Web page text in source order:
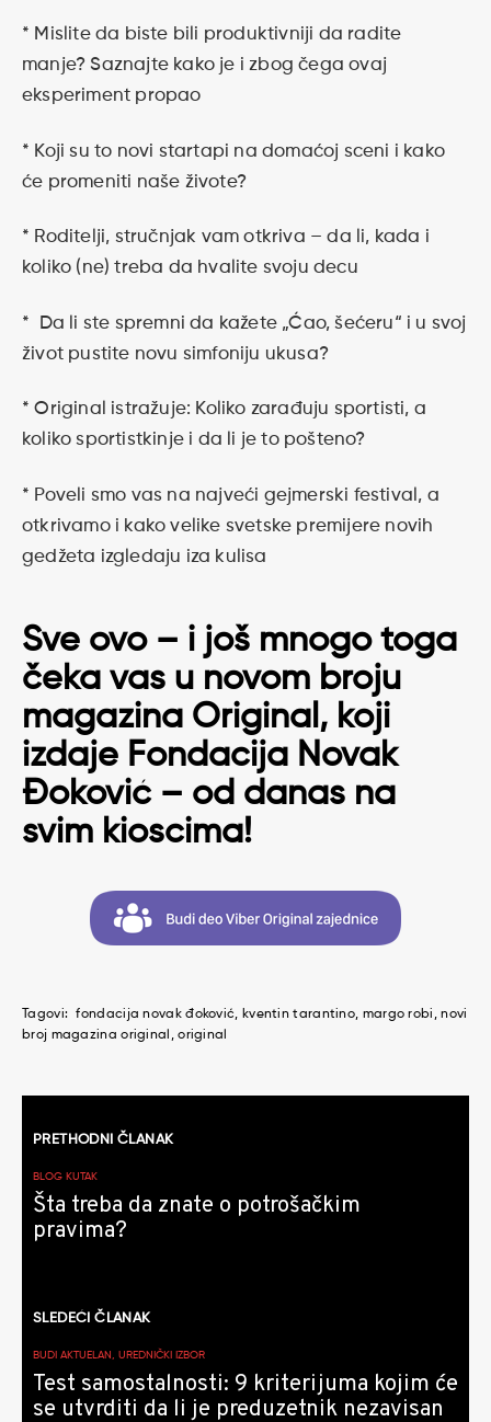
* Mislite da biste bili produktivniji da radite
manje? Saznajte kako je i zbog čega ovaj
eksperiment propao
* Koji su to novi startapi na domaćoj sceni i kako
će promeniti naše živote?
* Roditelji, stručnjak vam otkriva – da li, kada i
koliko (ne) treba da hvalite svoju decu
* Da li ste spremni da kažete „Ćao, šećeru“ i u svoj
život pustite novu simfoniju ukusa?
* Original istražuje: Koliko zarađuju sportisti, a
koliko sportistkinje i da li je to pošteno?
* Poveli smo vas na najveći gejmerski festival, a
otkrivamo i kako velike svetske premijere novih
gedžeta izgledaju iza kulisa
Sve ovo – i još mnogo toga
čeka vas u novom broju
magazina Original, koji
izdaje Fondacija Novak
Đoković – od danas na
svim kioscima!
Tagovi: fondacija novak đoković kventin tarantino margo robi
novi
broj magazina original
original
članaka
PRETHODNI ČLANAK
BLOG KUTAK
Šta treba da znate o potrošačkim
pravima?
SLEDEĆI ČLANAK
BUDI AKTUELAN, UREDNIČKI IZBOR
Test samostalnosti: 9 kriterijuma kojim će
se utvrditi da li je preduzetnik nezavisan